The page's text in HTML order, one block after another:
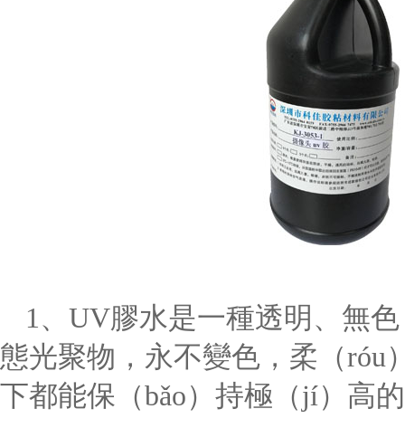
1、UV膠水是一種透明、無
態光聚物，永不變色，柔（róu
下都能保（bǎo）持極（jí）高